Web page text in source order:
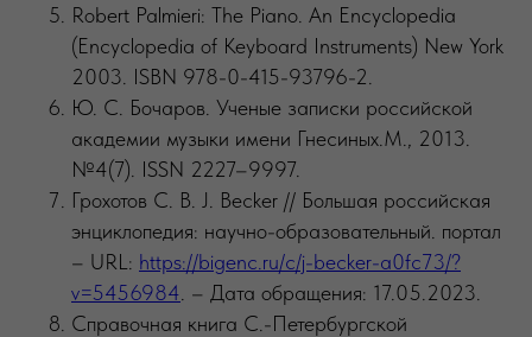
Robert Palmieri: The Piano. An Encyclopedia
(Encyclopedia of Keyboard Instruments) New York
2003. ISBN 978-0-415-93796-2.
Ю. С. Бочаров. Ученые записки российской
академии музыки имени Гнесиных.М., 2013.
№4(7). ISSN 2227–9997.
Грохотов С. В. J. Becker // Большая российская
энциклопедия: научно-образовательный. портал
– URL: https://bigenc.ru/c/j-becker-a0fc73/?
v=5456984 . – Дата обращения: 17.05.2023.
Справочная книга С.-Петербургской